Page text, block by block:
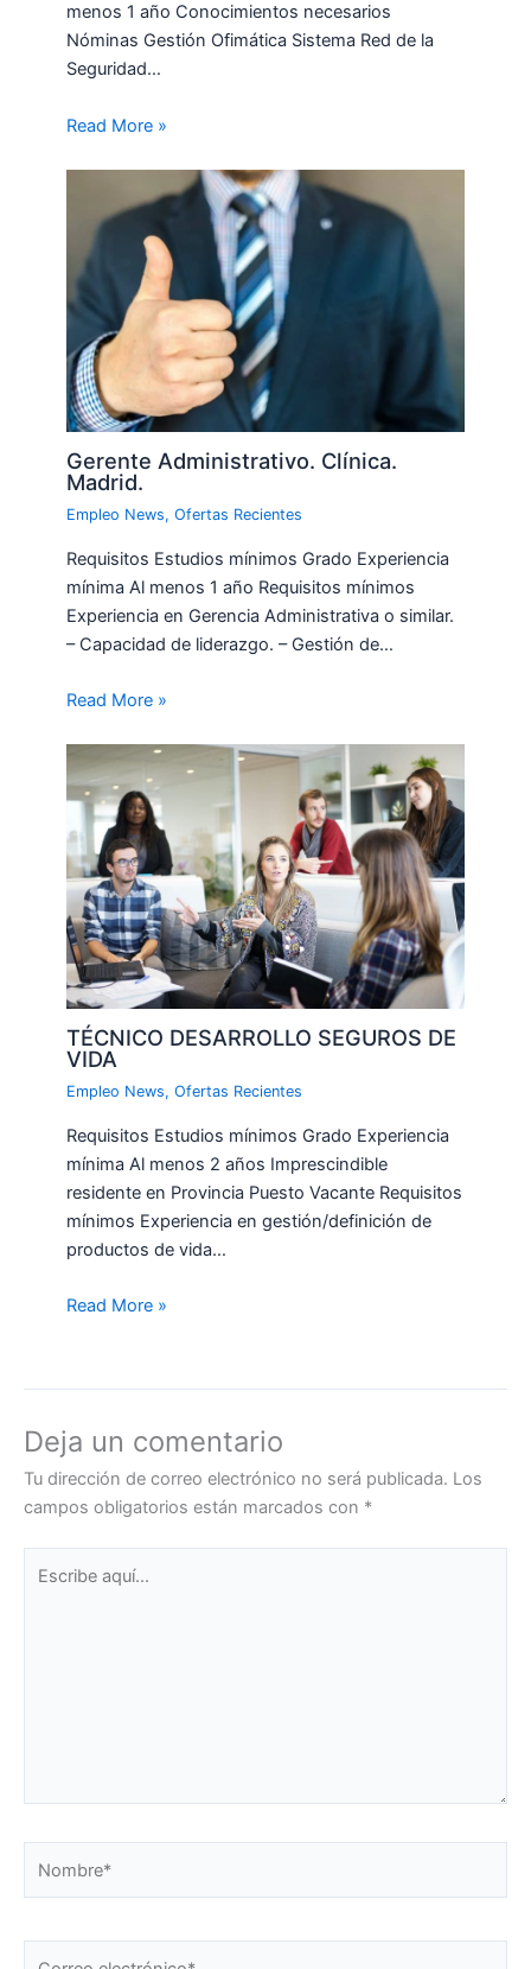
menos 1 año Conocimientos necesarios
Nóminas Gestión Ofimática Sistema Red de la
Seguridad…
Read More »
Gerente Administrativo. Clínica.
Madrid.
Empleo News,Ofertas Recientes
Requisitos Estudios mínimos Grado Experiencia
mínima Al menos 1 año Requisitos mínimos
Experiencia en Gerencia Administrativa o similar.
– Capacidad de liderazgo. – Gestión de…
Read More »
TÉCNICO DESARROLLO SEGUROS DE
VIDA
Empleo News,Ofertas Recientes
Requisitos Estudios mínimos Grado Experiencia
mínima Al menos 2 años Imprescindible
residente en Provincia Puesto Vacante Requisitos
mínimos Experiencia en gestión/definición de
productos de vida…
Read More »
Deja un comentario
Tu dirección de correo electrónico no será publicada. Los
campos obligatorios están marcados con *
aquí...